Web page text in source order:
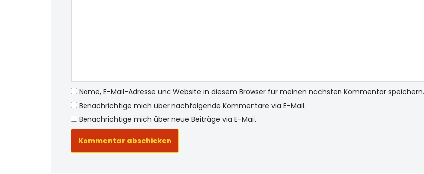
Name, E-Mail-Adresse und Website in diesem Browser für meinen nächsten Kommentar speichern.
Benachrichtige mich über nachfolgende Kommentare via E-Mail.
Benachrichtige mich über neue Beiträge via E-Mail.